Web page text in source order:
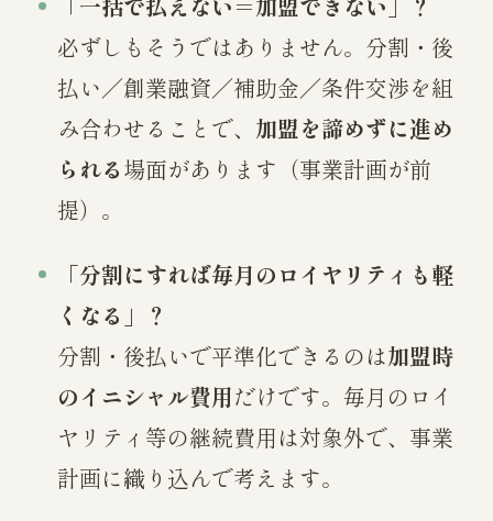
必ずしもそうではありません。分割・後
払い／創業融資／補助金／条件交渉を組
み合わせることで、 加盟を諦めずに進め
られる場面があります（事業計画が前
提）。
「分割にすれば毎月のロイヤリティも軽
くなる」？
分割・後払いで平準化できるのは加盟時
のイニシャル費用だけです。毎月のロイ
ヤリティ等の継続費用は対象外で、事業
計画に織り込んで考えます。